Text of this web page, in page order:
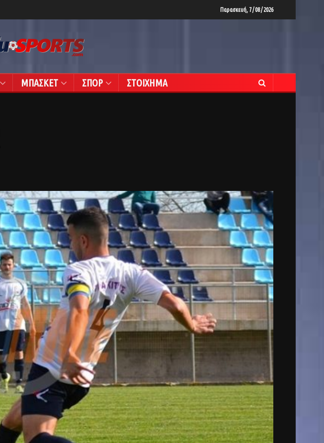
Παρασκευή, 7 / 08 / 2026
ΜΠΑΣΚΕΤ ΣΠΟΡ ΣΤΟΙΧΗΜΑ